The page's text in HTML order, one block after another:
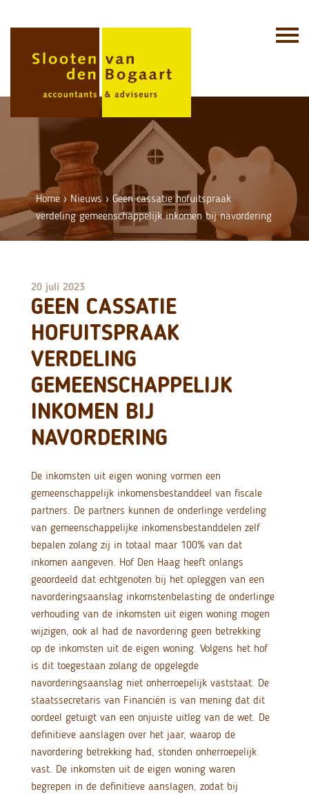
Home› Nieuws›Geen cassatie hofuitspraak
verdeling gemeenschappelijk inkomen bij navordering
20 juli 2023
GEEN CASSATIE
HOFUITSPRAAK
VERDELING
GEMEENSCHAPPELIJK
INKOMEN BIJ
NAVORDERING
De inkomsten uit eigen woning vormen een
gemeenschappelijk inkomensbestanddeel van fiscale
partners. De partners kunnen de onderlinge verdeling
van gemeenschappelijke inkomensbestanddelen zelf
bepalen zolang zij in totaal maar 100% van dat
inkomen aangeven. Hof Den Haag heeft onlangs
geoordeeld dat echtgenoten bij het opleggen van een
navorderingsaanslag inkomstenbelasting de onderlinge
verhouding van de inkomsten uit eigen woning mogen
wijzigen, ook al had de navordering geen betrekking
op de inkomsten uit de eigen woning. Volgens het hof
is dit toegestaan zolang de opgelegde
navorderingsaanslag niet onherroepelijk vaststaat. De
staatssecretaris van Financiën is van mening dat dit
oordeel getuigt van een onjuiste uitleg van de wet. De
definitieve aanslagen over het jaar, waarop de
navordering betrekking had, stonden onherroepelijk
vast. De inkomsten uit de eigen woning waren
begrepen in de definitieve aanslagen, zodat bij